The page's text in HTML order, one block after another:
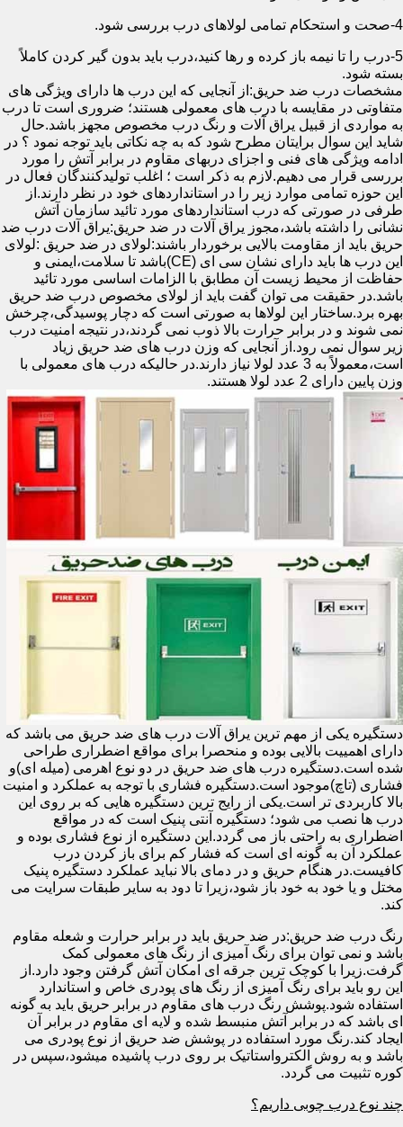
4-صحت و استحکام تمامی لولاهای درب بررسی شود.
5-درب را تا نیمه باز کرده و رها کنید،درب باید بدون گیر کردن کاملاً
بسته شود.
مشخصات درب ضد حریق:از آنجایی که این درب ها دارای ویژگی های
متفاوتی در مقایسه با درب های معمولی هستند؛ ضروری است تا درب
به مواردی از قبیل یراق آلات و رنگ درب مخصوص مجهز باشد.حال
شاید این سوال برایتان مطرح شود که به چه نکاتی باید توجه نمود ؟ در
ادامه ویژگی های فنی و اجزای دربهای مقاوم در برابر آتش را مورد
بررسی قرار می دهیم.لازم به ذکر است ؛ اغلب تولیدکنندگان فعال در
این حوزه تمامی موارد زیر را در استانداردهای خود در نظر دارند.از
طرفی در صورتی که درب استانداردهای مورد تائید سازمان آتش
نشانی را داشته باشد،مجوز یراق آلات در ضد حریق:یراق آلات درب ضد
حریق باید از مقاومت بالایی برخوردار باشند:لولای در ضد حریق :لولای
این درب ها باید دارای نشان سی ای (CE)باشد تا سلامت،ایمنی و
حفاظت از محیط زیست آن مطابق با الزامات اساسی مورد تائید
باشد.در حقیقت می توان گفت باید از لولای مخصوص درب ضد حریق
بهره برد.ساختار این لولاها به صورتی است که دچار پوسیدگی،چرخش
نمی شوند و در برابر حرارت بالا ذوب نمی گردند،در نتیجه امنیت درب
زیر سوال نمی رود.از آنجایی که وزن درب های ضد حریق زیاد
است،معمولاً به 3 عدد لولا نیاز دارند.در حالیکه درب های معمولی با
وزن پایین دارای 2 عدد لولا هستند.
دستگیره یکی از مهم ترین یراق آلات درب های ضد حریق می باشد که
دارای اهمییت بالایی بوده و منحصرا برای مواقع اضطراری طراحی
شده است.دستگیره درب های ضد حریق در دو نوع اهرمی (میله ای)و
فشاری (تاچ)موجود است.دستگیره فشاری با توجه به عملکرد و امنیت
بالا کاربردی تر است.یکی از رایج ترین دستگیره هایی که بر روی این
درب ها نصب می شود؛ دستگیره آنتی پنیک است که در مواقع
اضطراری به راحتی باز می گردد.این دستگیره از نوع فشاری بوده و
عملکرد آن به گونه ای است که فشار کم برای باز کردن درب
کافیست.در هنگام حریق و در دمای بالا نباید عملکرد دستگیره پنیک
مختل و یا خود به خود باز شود،زیرا تا دود به سایر طبقات سرایت می
کند.
رنگ درب ضد حریق:در ضد حریق باید در برابر حرارت و شعله مقاوم
باشد و نمی توان برای رنگ آمیزی از رنگ های معمولی کمک
گرفت.زیرا با کوچک ترین جرقه ای امکان آتش گرفتن وجود دارد.از
این رو باید برای رنگ آمیزی از رنگ های پودری خاص و استاندارد
استفاده شود.پوشش رنگ درب های مقاوم در برابر حریق باید به گونه
ای باشد که در برابر آتش منبسط شده و لایه ای مقاوم در برابر آن
ایجاد کند.رنگ مورد استفاده در پوشش ضد حریق از نوع پودری می
باشد و به روش الکترواستاتیک بر روی درب پاشیده میشود،سپس در
کوره تثبیت می گردد.
چند نوع درب چوبی داریم؟